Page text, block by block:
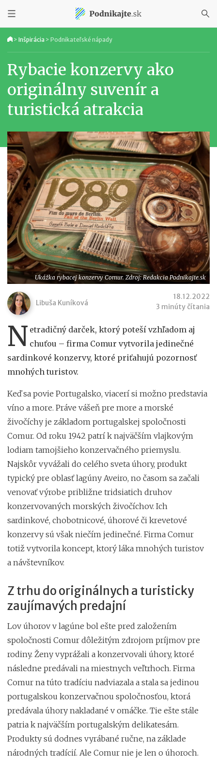
> Inšpirácia > Podnikateľské nápady
Rybacie konzervy ako
originálny suvenír a
turistická atrakcia
Ukážka rybacej konzervy Comur. Zdroj: Redakcia Podnikajte.sk
Libuša Kuníková
18.12.2022
3 minúty čítania
N etradičný darček, ktorý poteší vzhľadom aj
chuťou – firma Comur vytvorila jedinečné
sardinkové konzervy, ktoré priťahujú pozornosť
mnohých turistov.
Keď sa povie Portugalsko, viacerí si možno predstavia
víno a more. Práve vášeň pre more a morské
živočíchy je základom portugalskej spoločnosti
Comur. Od roku 1942 patrí k najväčším vlajkovým
lodiam tamojšieho konzervačného priemyslu.
Najskôr vyvážali do celého sveta úhory, produkt
typický pre oblasť lagúny Aveiro, no časom sa začali
venovať výrobe približne tridsiatich druhov
konzervovaných morských živočíchov. Ich
sardinkové, chobotnicové, úhorové či krevetové
konzervy sú však niečím jedinečné. Firma Comur
totiž vytvorila koncept, ktorý láka mnohých turistov
a návštevníkov.
Z trhu do originálnych a turisticky
zaujímavých predajní
Lov úhorov v lagúne bol ešte pred založením
spoločnosti Comur dôležitým zdrojom príjmov pre
rodiny. Ženy vyprážali a konzervovali úhory, ktoré
následne predávali na miestnych veľtrhoch. Firma
Comur na túto tradíciu nadviazala a stala sa jedinou
portugalskou konzervačnou spoločnosťou, ktorá
predávala úhory nakladané v omáčke. Tie ešte stále
patria k najväčším portugalským delikatesám.
Produkty sú dodnes vyrábané ručne, na základe
národných tradícií. Ale Comur nie je len o úhoroch.